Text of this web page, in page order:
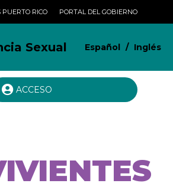
PUERTO RICO PORTAL DEL GOBIERNO
Sexual Español / Inglés
ACCESO